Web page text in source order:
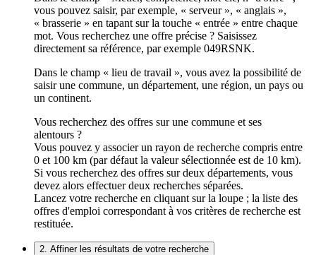
vous pouvez saisir, par exemple, « serveur », « anglais »,
« brasserie » en tapant sur la touche « entrée » entre chaque
mot. Vous recherchez une offre précise ? Saisissez
directement sa référence, par exemple 049RSNK.
Dans le champ « lieu de travail », vous avez la possibilité de
saisir une commune, un département, une région, un pays ou
un continent.
Vous recherchez des offres sur une commune et ses
alentours ?
Vous pouvez y associer un rayon de recherche compris entre
0 et 100 km (par défaut la valeur sélectionnée est de 10 km).
Si vous recherchez des offres sur deux départements, vous
devez alors effectuer deux recherches séparées.
Lancez votre recherche en cliquant sur la loupe ; la liste des
offres d'emploi correspondant à vos critères de recherche est
restituée.
2. Affiner les résultats de votre recherche